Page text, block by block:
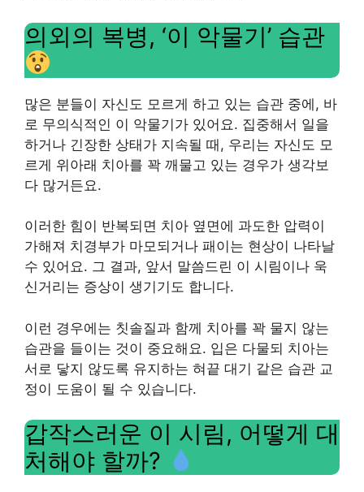
의외의 복병, ‘이 악물기’ 습관
많은 분들이 자신도 모르게 하고 있는 습관 중에, 바
로 무의식적인 이 악물기가 있어요. 집중해서 일을
하거나 긴장한 상태가 지속될 때, 우리는 자신도 모
르게 위아래 치아를 꽉 깨물고 있는 경우가 생각보
다 많거든요.
이러한 힘이 반복되면 치아 옆면에 과도한 압력이
가해져 치경부가 마모되거나 패이는 현상이 나타날
수 있어요. 그 결과, 앞서 말씀드린 이 시림이나 욱
신거리는 증상이 생기기도 합니다.
이런 경우에는 칫솔질과 함께 치아를 꽉 물지 않는
습관을 들이는 것이 중요해요. 입은 다물되 치아는
서로 닿지 않도록 유지하는 혀끝 대기 같은 습관 교
정이 도움이 될 수 있습니다.
갑작스러운 이 시림, 어떻게 대
처해야 할까?